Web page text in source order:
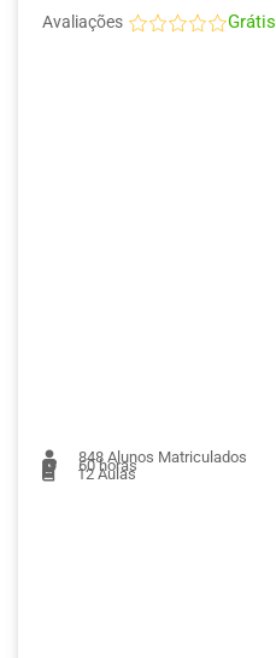
Avaliações Grátis
848 Alunos Matriculados
60 horas
12Aulas